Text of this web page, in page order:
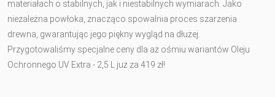
materiałach o stabilnych, jak i niestabilnych wymiarach. Jako
niezależna powłoka, znacząco spowalnia proces szarzenia
drewna, gwarantując jego piękny wygląd na dłużej.
Przygotowaliśmy specjalne ceny dla aż ośmiu wariantów Oleju
Ochronnego UV Extra - 2,5 L już za 419 zł!